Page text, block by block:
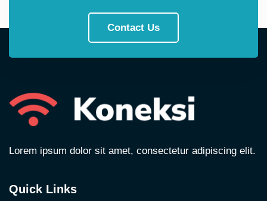
Contact Us
Lorem ipsum dolor sit amet, consectetur adipiscing elit.
Quick Links